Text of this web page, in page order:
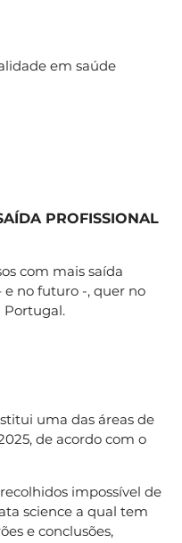
em saúde
PROFISSIONAL
com mais saída
e no futuro -, quer no
Portugal.
uma das áreas de
de acordo com o
impossível de
science a qual tem
e conclusões,